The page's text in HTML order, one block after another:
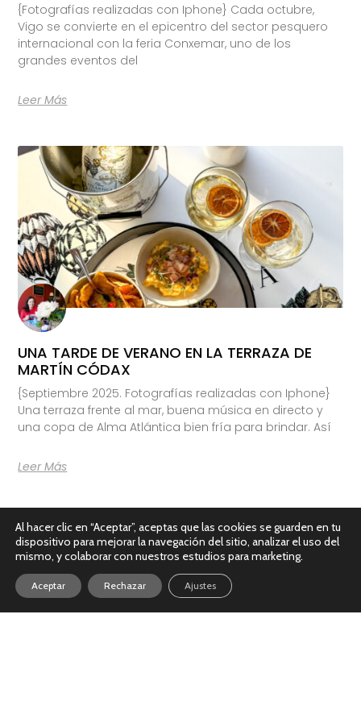
{Fotografías realizadas con Iphone} Cada octubre,
Vigo se convierte en el epicentro del sector pesquero
internacional con la feria Conxemar, uno de los
grandes eventos del
Leer Más
UNA TARDE DE VERANO EN LA TERRAZA DE
MARTÍN CÓDAX
{Septiembre 2025. Fotografías realizadas con Iphone}
Una terraza frente al mar, buena música en directo y
una copa de Alma Atlántica bien fría para brindar. Así
Leer Más
Al hacer clic en “Aceptar”, aceptas que las cookies se guarden en tu
dispositivo para mejorar la navegación del sitio, analizar el uso del
mismo, y colaborar con nuestros estudios para marketing.
Aceptar Rechazar Ajustes